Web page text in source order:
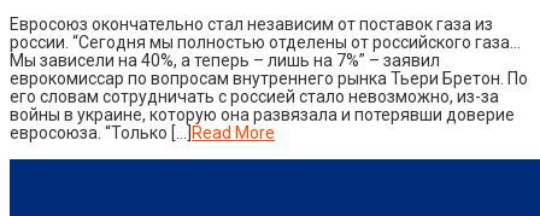
Евросоюз окончательно стал независим от поставок газа из
россии. “Сегодня мы полностью отделены от российского газа…
Мы зависели на 40%, а теперь – лишь на 7%” – заявил
еврокомиссар по вопросам внутреннего рынка Тьери Бретон. По
его словам сотрудничать с россией стало невозможно, из-за
войны в украине, которую она развязала и потерявши доверие
евросоюза. “Только […]
Read More